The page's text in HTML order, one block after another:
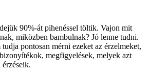
90%-át pihenéssel töltik. Vajon mit
miközben bambulnak? Jó lenne tudni.
pontosan mérni ezeket az érzelmeket,
megfigyelések, melyek azt